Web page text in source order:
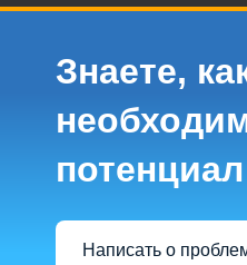
Знаете,
Написать о